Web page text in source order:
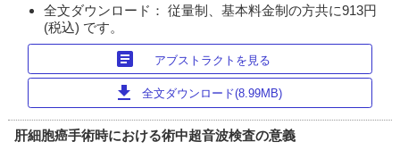
全文ダウンロード： 従量制、基本料金制の方共に913円
(税込) です。
article アブストラクトを見る
download 全文ダウンロード(8.99MB)
肝細胞癌手術時における術中超音波検査の意義